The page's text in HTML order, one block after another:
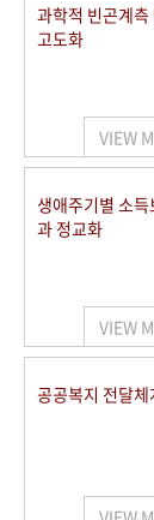
과학적 빈곤계
고도화
VIEW
생애주기별 소
과 정교화
VIEW
공공복지 전달체